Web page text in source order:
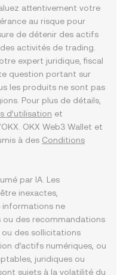
attentivement votre
au risque pour
de détenir des actifs
activités de trading.
expert juridique, fiscal
question portant sur
les produits ne sont pas
Pour plus de détails,
d’utilisation et
OKX Web3 Wallet et
à des Conditions
par IA. Les
inexactes,
informations ne
ou des recommandations
ou des sollicitations
d’actifs numériques, ou
juridiques ou
sujets à la volatilité du